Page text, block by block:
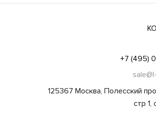
+7 (495)
125367 Москва, Полесский
стр 1,